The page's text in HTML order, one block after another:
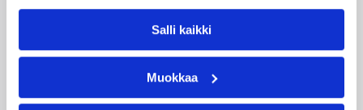
Salli kaikki
Muokkaa
jatkokarsintaotteluun Ruotsia vastaan on
puolestaan enää jäljellä kourallinen vierekkäisiä